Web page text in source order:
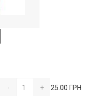
- + 25.00 ГРН